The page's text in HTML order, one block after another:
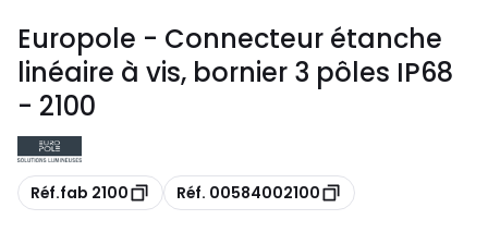
Europole - Connecteur étanche
linéaire à vis, bornier 3 pôles IP68
- 2100
Copie
Réf.fab 2100 Copie
Réf. 00584002100